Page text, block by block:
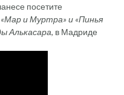
посетите
и Муртра» и «Пинья
Алькасара, в Мадриде